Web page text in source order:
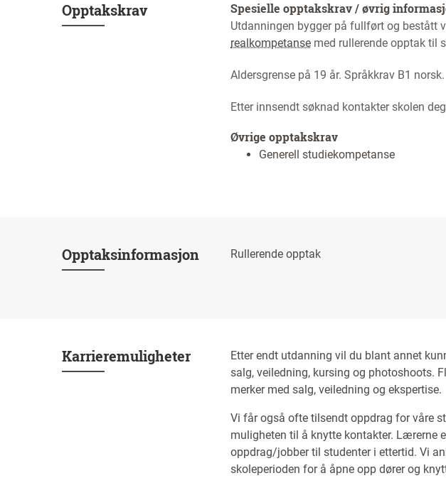
Opptakskrav Spesielle opptakskrav / øvrig
Utdanningen bygger på fullført og bestått
realkompetanse med rullerende opptak til
Aldersgrense på 19 år. Språkkrav B1 norsk.
Etter innsendt søknad kontakter skolen
Øvrige opptakskrav
Generell studiekompetanse
Opptaksinformasjon Rullerende opptak
Karrieremuligheter
Etter endt utdanning vil du blant annet
salg, veiledning, kursing og photoshoots.
merker med salg, veiledning og ekspertise.
Vi får også ofte tilsendt oppdrag for våre
muligheten til å knytte kontakter. Lærerne
oppdrag/jobber til studenter i ettertid. Vi
skoleperioden for å åpne opp dører og